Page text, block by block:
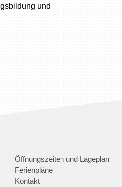
und
Öffnungszeiten und Lageplan
Ferienpläne
Kontakt